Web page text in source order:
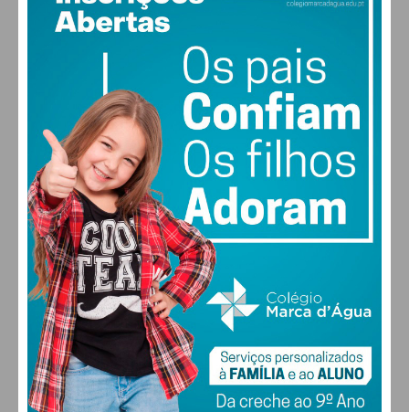
19
clear sky
MAX 19 • MIN 19
30°
SEX
28
SÁB
28 °
DOM
29 °
SEG
FARMACIAS DE SERVIÇO EM PAÇOS DE
FERREIRA